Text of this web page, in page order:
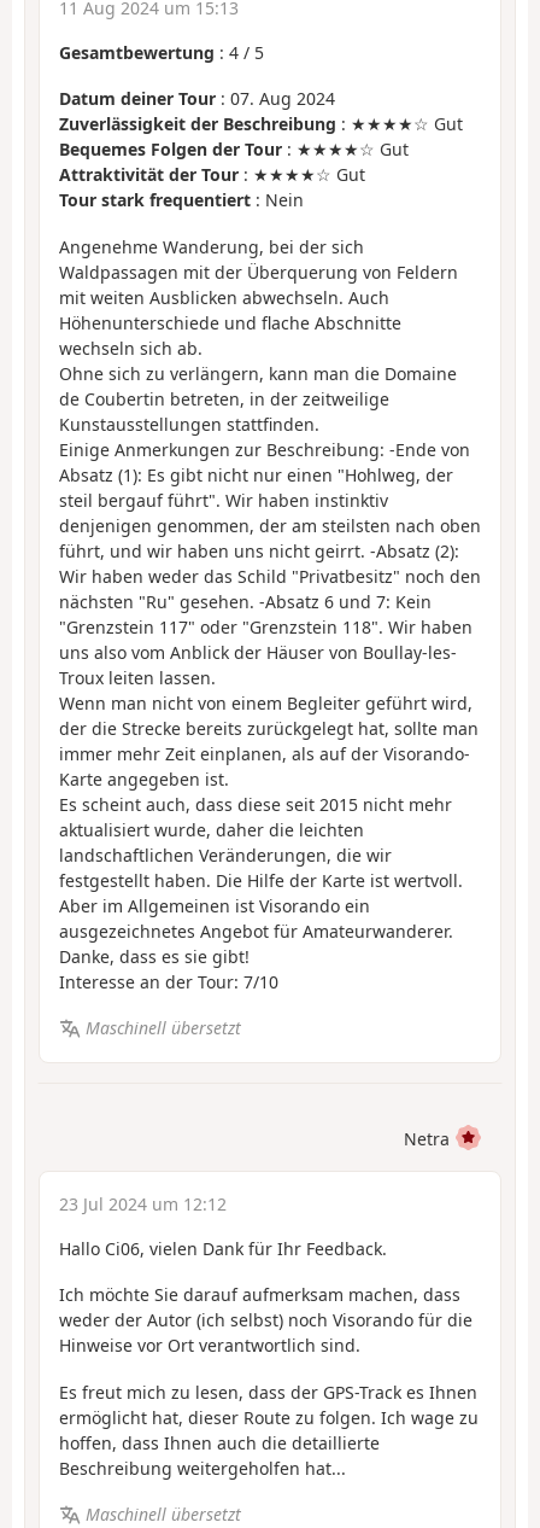
11 Aug 2024 um 15:13
Gesamtbewertung : 4 / 5
Datum deiner Tour : 07. Aug 2024
Zuverlässigkeit der Beschreibung : ★★★★☆ Gut
Bequemes Folgen der Tour : ★★★★☆ Gut
Attraktivität der Tour : ★★★★☆ Gut
Tour stark frequentiert : Nein
Angenehme Wanderung, bei der sich
Waldpassagen mit der Überquerung von Feldern
mit weiten Ausblicken abwechseln. Auch
Höhenunterschiede und flache Abschnitte
wechseln sich ab.
Ohne sich zu verlängern, kann man die Domaine
de Coubertin betreten, in der zeitweilige
Kunstausstellungen stattfinden.
Einige Anmerkungen zur Beschreibung: -Ende von
Absatz (1): Es gibt nicht nur einen "Hohlweg, der
steil bergauf führt". Wir haben instinktiv
denjenigen genommen, der am steilsten nach oben
führt, und wir haben uns nicht geirrt. -Absatz (2):
Wir haben weder das Schild "Privatbesitz" noch den
nächsten "Ru" gesehen. -Absatz 6 und 7: Kein
"Grenzstein 117" oder "Grenzstein 118". Wir haben
uns also vom Anblick der Häuser von Boullay-les-
Troux leiten lassen.
Wenn man nicht von einem Begleiter geführt wird,
der die Strecke bereits zurückgelegt hat, sollte man
immer mehr Zeit einplanen, als auf der Visorando-
Karte angegeben ist.
Es scheint auch, dass diese seit 2015 nicht mehr
aktualisiert wurde, daher die leichten
landschaftlichen Veränderungen, die wir
festgestellt haben. Die Hilfe der Karte ist wertvoll.
Aber im Allgemeinen ist Visorando ein
ausgezeichnetes Angebot für Amateurwanderer.
Danke, dass es sie gibt!
Interesse an der Tour: 7/10
Maschinell übersetzt
Netra
23 Jul 2024 um 12:12
Hallo Ci06, vielen Dank für Ihr Feedback.
Ich möchte Sie darauf aufmerksam machen, dass
weder der Autor (ich selbst) noch Visorando für die
Hinweise vor Ort verantwortlich sind.
Es freut mich zu lesen, dass der GPS-Track es Ihnen
ermöglicht hat, dieser Route zu folgen. Ich wage zu
hoffen, dass Ihnen auch die detaillierte
Beschreibung weitergeholfen hat...
Maschinell übersetzt